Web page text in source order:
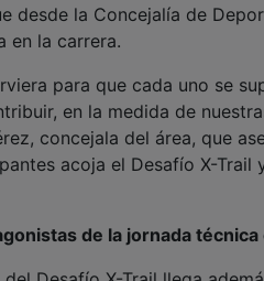
desde la Concejalía de
en la carrera.
para que cada uno se
en la medida de
concejala del área, que
acoja el Desafío X-Trail
de la jornada técnica